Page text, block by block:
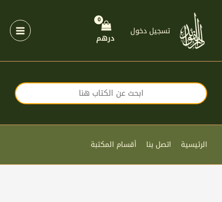
المحتوى
تسجيل دخول
درهم
الرئيسية اتصل بنا أقسام المكتبة